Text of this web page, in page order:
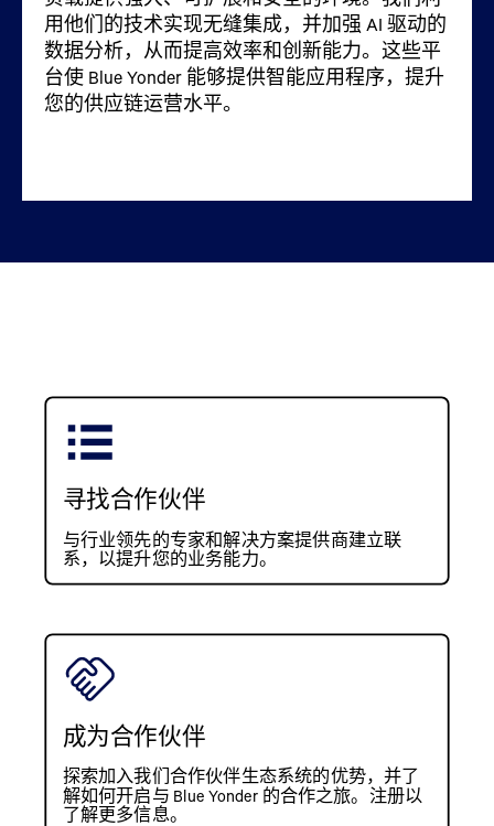
用他们的技术实现无缝集成，并加强 AI 驱动的
数据分析，从而提高效率和创新能力。这些平
台使 Blue Yonder 能够提供智能应用程序，提升
您的供应链运营水平。
动供应链解决方案提供专业支持。这些合作伙
伴关系通过整合先进的 AI 功能，帮助为您的特
定挑战提供量身定制的解决方案。凭借其专业
知识和资源，全球系统集成商 (GSI) 确保解决方
案成功实施，帮助您在供应链中实现可量化的
的其他应用程序和工具。通过这种合作，可以
利用 AI 驱动的洞察力进行定制和优化，从而保
持企业的竞争力。
和量身定制的服务，促进 Blue Yonder 解决方案
的采用和实施。
特定业务需求。
技术来优化运营、增强决策，并取得持续成
功。
寻找合作伙伴
与行业领先的专家和解决方案提供商建立联
系，以提升您的业务能力。
成为合作伙伴
探索加入我们合作伙伴生态系统的优势，并了
解如何开启与 Blue Yonder 的合作之旅。注册以
了解更多信息。